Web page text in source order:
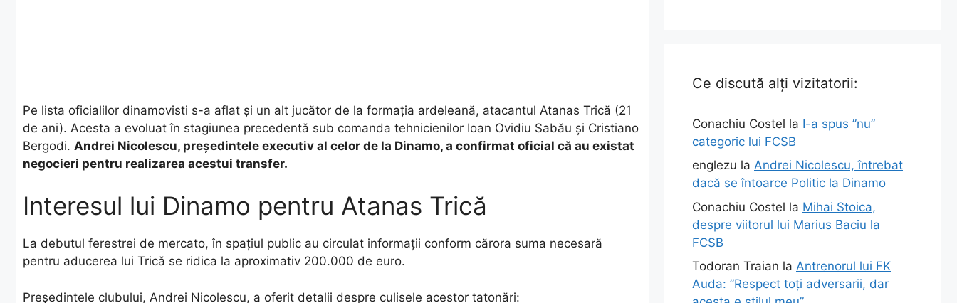
​Pe lista oficialilor dinamovisti s-a aflat și un alt jucător de la formația ardeleană, atacantul Atanas Trică (21
de ani). Acesta a evoluat în stagiunea precedentă sub comanda tehnicienilor Ioan Ovidiu Sabău și Cristiano
Bergodi. Andrei Nicolescu, președintele executiv al celor de la Dinamo, a confirmat oficial că au existat
negocieri pentru realizarea acestui transfer.
Interesul lui Dinamo pentru Atanas Trică
​La debutul ferestrei de mercato, în spațiul public au circulat informații conform cărora suma necesară
pentru aducerea lui Trică se ridica la aproximativ 200.000 de euro.
​Președintele clubului, Andrei Nicolescu, a oferit detalii despre culisele acestor tatonări:
Ce discută alți vizitatorii:
Conachiu Costel la I-a spus ”nu”
categoric lui FCSB
englezu la Andrei Nicolescu, întrebat
dacă se întoarce Politic la Dinamo
Conachiu Costel la Mihai Stoica,
despre viitorul lui Marius Baciu la
FCSB
Todoran Traian la Antrenorul lui FK
Auda: ”Respect toți adversarii, dar